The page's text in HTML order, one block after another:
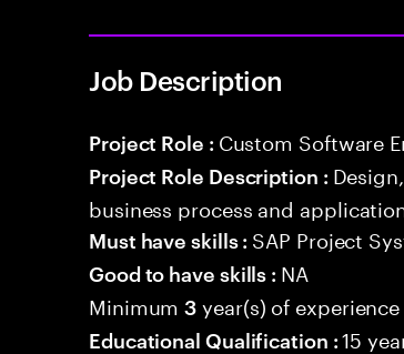
Job Description
Project Role : Custom Software
Project Role Description :
business process and
Must have skills : SAP Project
Good to have skills : NA
Minimum3 year(s) of
Educational Qualification :15